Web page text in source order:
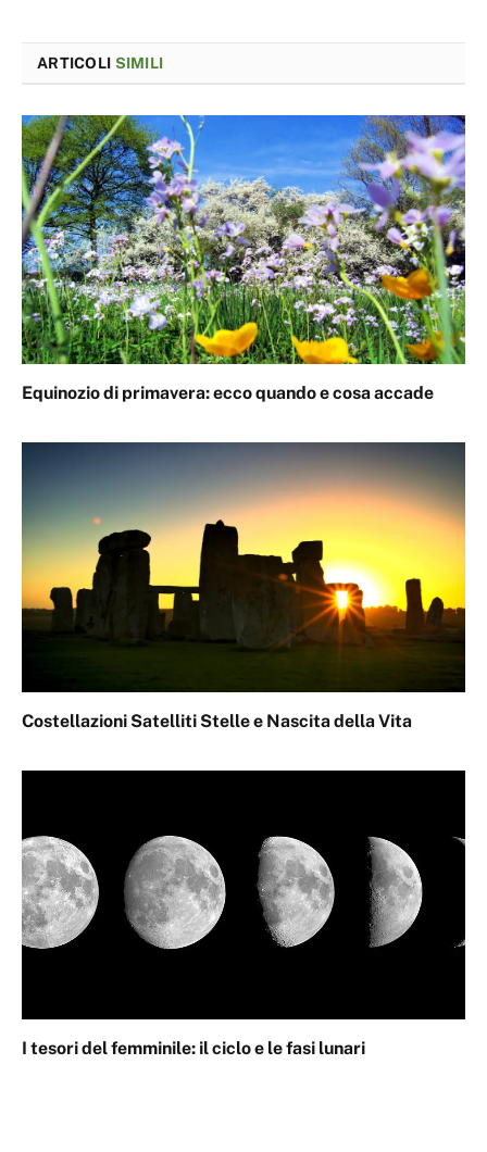
ARTICOLI SIMILI
Equinozio di primavera: ecco quando e cosa accade
Costellazioni Satelliti Stelle e Nascita della Vita
I tesori del femminile: il ciclo e le fasi lunari